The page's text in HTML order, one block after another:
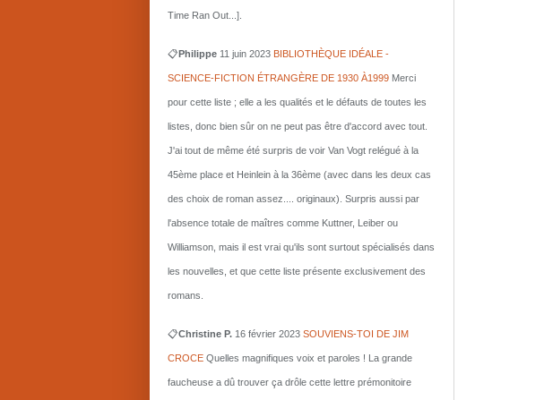
Time Ran Out...].
📋Philippe 11 juin 2023 BIBLIOTHÈQUE IDÉALE -
SCIENCE-FICTION ÉTRANGÈRE DE 1930 À1999 Merci
pour cette liste ; elle a les qualités et le défauts de toutes les
listes, donc bien sûr on ne peut pas être d'accord avec tout.
J'ai tout de même été surpris de voir Van Vogt relégué à la
45ème place et Heinlein à la 36ème (avec dans les deux cas
des choix de roman assez.... originaux). Surpris aussi par
l'absence totale de maîtres comme Kuttner, Leiber ou
Williamson, mais il est vrai qu'ils sont surtout spécialisés dans
les nouvelles, et que cette liste présente exclusivement des
romans.
📋Christine P. 16 février 2023 SOUVIENS-TOI DE JIM
CROCE Quelles magnifiques voix et paroles ! La grande
faucheuse a dû trouver ça drôle cette lettre prémonitoire